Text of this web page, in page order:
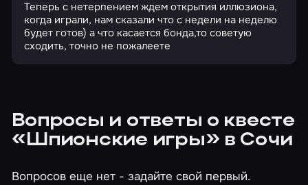
Теперь с нетерпением ждем открытия иллюзиона,
когда играли, нам сказали что с недели на неделю
будет готов) а что касается бонда,то советую
сходить, точно не пожалеете
Вопросы и ответы о квесте
«Шпионские игры» в Сочи
Вопросов еще нет - задайте свой первый.